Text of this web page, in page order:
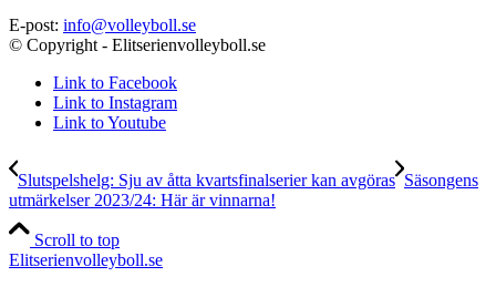
E-post: info@volleyboll.se
© Copyright - Elitserienvolleyboll.se
Link to Facebook
Link to Instagram
Link to Youtube
Slutspelshelg: Sju av åtta kvartsfinalserier kan avgöras Säsongens
utmärkelser 2023/24: Här är vinnarna!
Scroll to top
Elitserienvolleyboll.se